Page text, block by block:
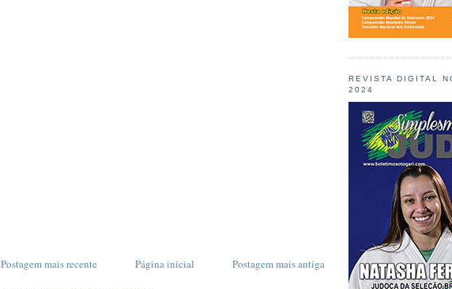
Postagem mais recente Postagem mais antiga
Página inicial
REVISTA DIGITAL
2024